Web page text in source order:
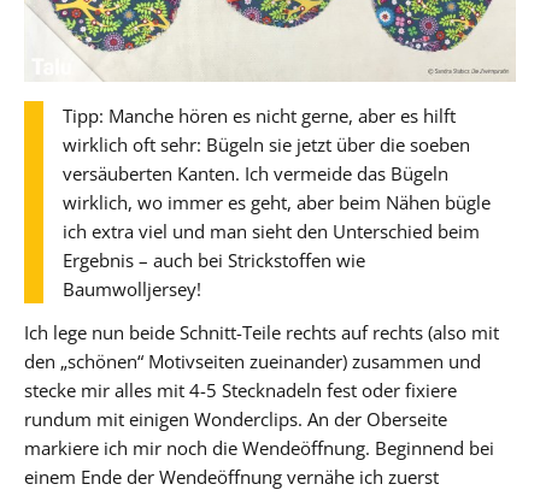
Tipp: Manche hören es nicht gerne, aber es hilft
wirklich oft sehr: Bügeln sie jetzt über die soeben
versäuberten Kanten. Ich vermeide das Bügeln
wirklich, wo immer es geht, aber beim Nähen bügle
ich extra viel und man sieht den Unterschied beim
Ergebnis – auch bei Strickstoffen wie
Baumwolljersey!
Ich lege nun beide Schnitt-Teile rechts auf rechts (also mit
den „schönen“ Motivseiten zueinander) zusammen und
stecke mir alles mit 4-5 Stecknadeln fest oder fixiere
rundum mit einigen Wonderclips. An der Oberseite
markiere ich mir noch die Wendeöffnung. Beginnend bei
einem Ende der Wendeöffnung vernähe ich zuerst